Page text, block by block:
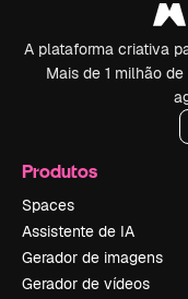
A plataforma criativa
Mais de 1 milhão
Produtos
Spaces
Assistente de IA
Gerador de imagens
Gerador de vídeos